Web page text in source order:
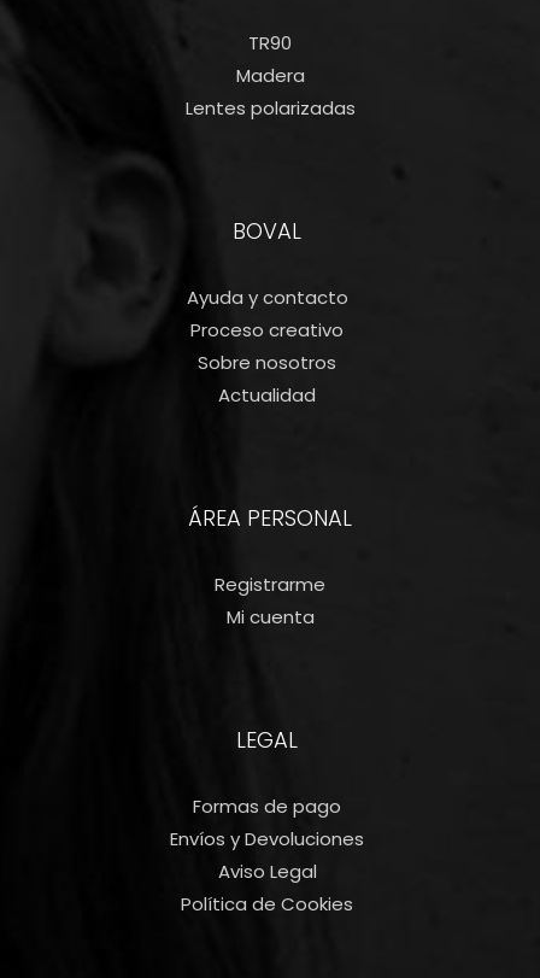
TR90
Madera
Lentes polarizadas
BOVAL
Ayuda y contacto
Proceso creativo
Sobre nosotros
Actualidad
ÁREA PERSONAL
Registrarme
Mi cuenta
LEGAL
Formas de pago
Envíos y Devoluciones
Aviso Legal
Política de Cookies